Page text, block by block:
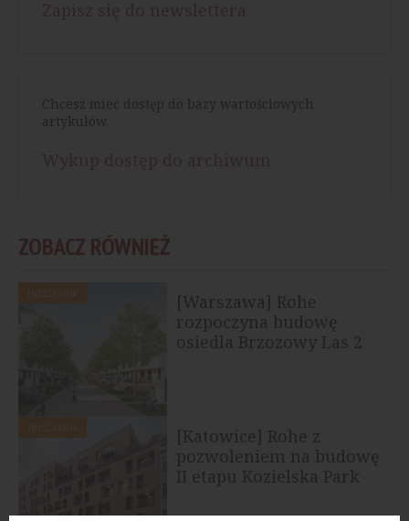
Chcesz mieć dostęp do bazy wartościowych
artykułów.
ZOBACZ RÓWNIEŻ
[Warszawa] Rohe
rozpoczyna budowę
osiedla Brzozowy Las 2
[Katowice] Rohe z
pozwoleniem na budowę
II etapu Kozielska Park